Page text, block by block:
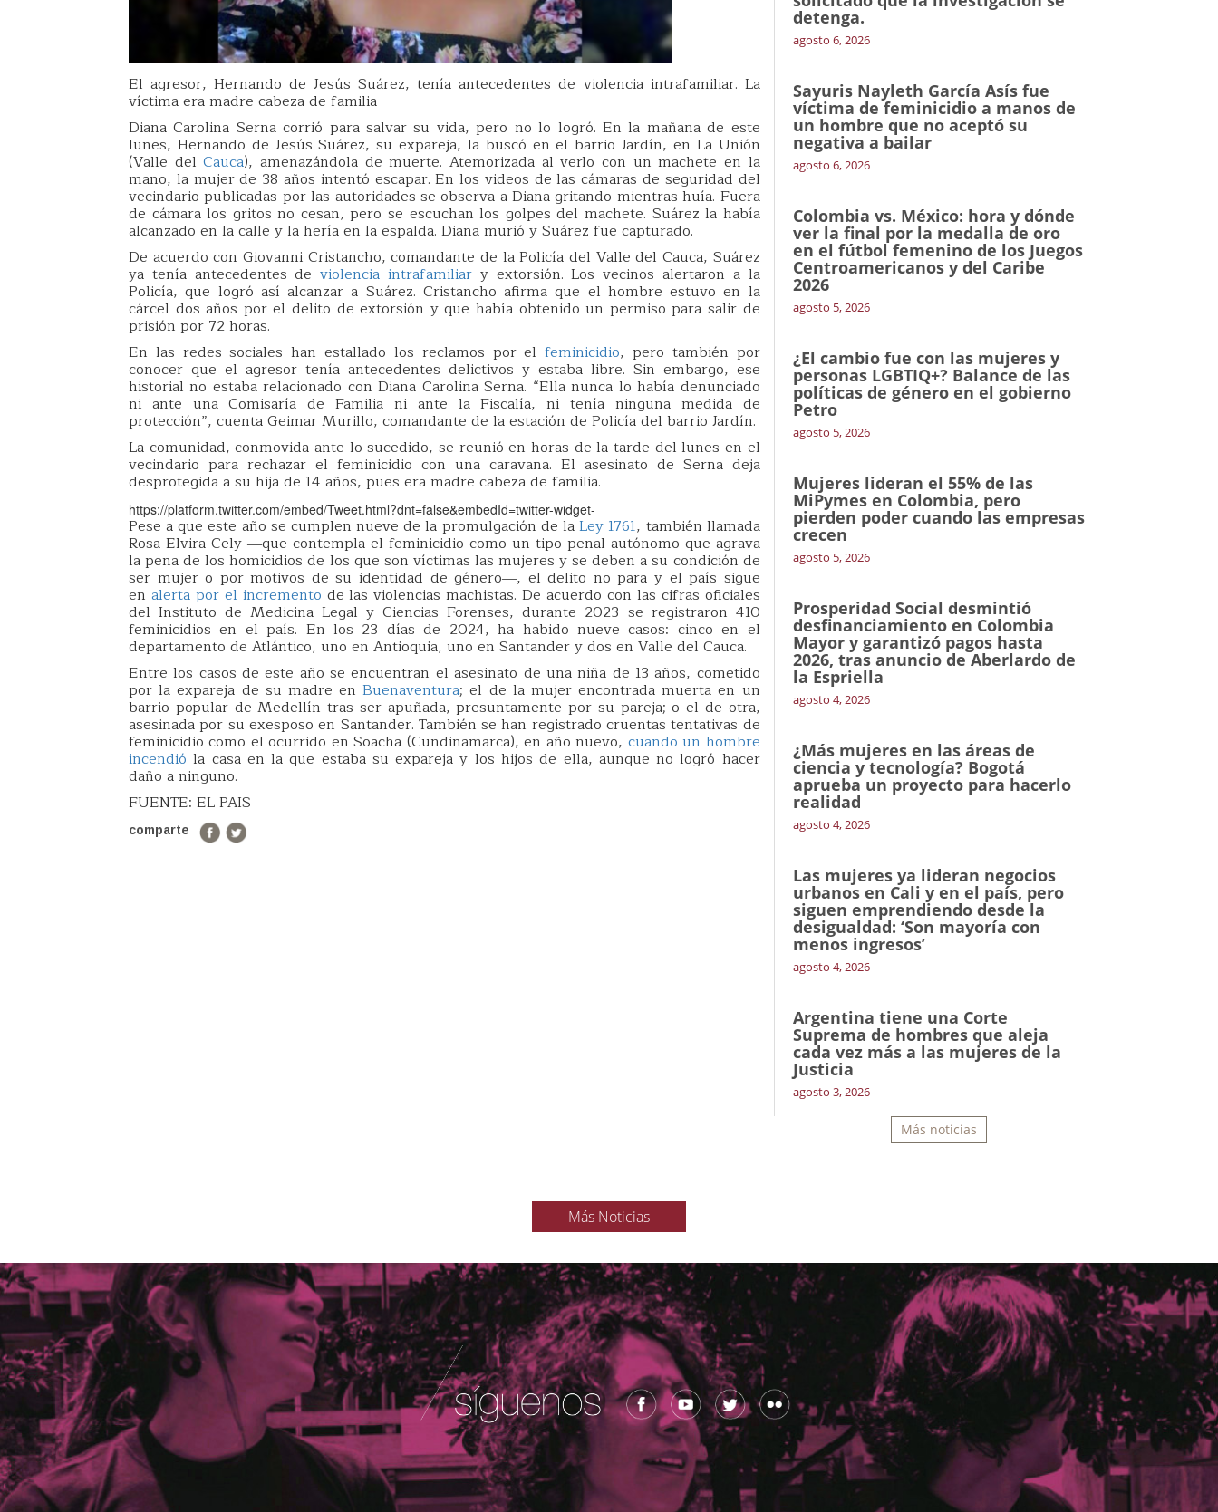
El agresor, Hernando de Jesús Suárez, tenía antecedentes de violencia intrafamiliar. La
víctima era madre cabeza de familia
Diana Carolina Serna corrió para salvar su vida, pero no lo logró. En la mañana de este
lunes, Hernando de Jesús Suárez, su expareja, la buscó en el barrio Jardín, en La Unión
(Valle delCauca), amenazándola de muerte. Atemorizada al verlo con un machete en la
mano, la mujer de 38 años intentó escapar. En los videos de las cámaras de seguridad del
vecindario publicadas por las autoridades se observa a Diana gritando mientras huía. Fuera
de cámara los gritos no cesan, pero se escuchan los golpes del machete. Suárez la había
alcanzado en la calle y la hería en la espalda. Diana murió y Suárez fue capturado.
De acuerdo con Giovanni Cristancho, comandante de la Policía del Valle del Cauca, Suárez
ya tenía antecedentes deviolencia intrafamiliar y extorsión. Los vecinos alertaron a la
Policía, que logró así alcanzar a Suárez. Cristancho afirma que el hombre estuvo en la
cárcel dos años por el delito de extorsión y que había obtenido un permiso para salir de
prisión por 72 horas.
En las redes sociales han estallado los reclamos por elfeminicidio, pero también por
conocer que el agresor tenía antecedentes delictivos y estaba libre. Sin embargo, ese
historial no estaba relacionado con Diana Carolina Serna. “Ella nunca lo había denunciado
ni ante una Comisaría de Familia ni ante la Fiscalía, ni tenía ninguna medida de
protección”, cuenta Geimar Murillo, comandante de la estación de Policía del barrio Jardín.
La comunidad, conmovida ante lo sucedido, se reunió en horas de la tarde del lunes en el
vecindario para rechazar el feminicidio con una caravana. El asesinato de Serna deja
desprotegida a su hija de 14 años, pues era madre cabeza de familia.
https://platform.twitter.com/embed/Tweet.html?dnt=false&embedId=twitter-widget-
Pese a que este año se cumplen nueve de la promulgación de laLey 1761, también llamada
Rosa Elvira Cely ―que contempla el feminicidio como un tipo penal autónomo que agrava
la pena de los homicidios de los que son víctimas las mujeres y se deben a su condición de
ser mujer o por motivos de su identidad de género―, el delito no para y el país sigue
en alerta por el incremento de las violencias machistas. De acuerdo con las cifras oficiales
del Instituto de Medicina Legal y Ciencias Forenses, durante 2023 se registraron 410
feminicidios en el país. En los 23 días de 2024, ha habido nueve casos: cinco en el
departamento de Atlántico, uno en Antioquia, uno en Santander y dos en Valle del Cauca.
Entre los casos de este año se encuentran el asesinato de una niña de 13 años, cometido
por la expareja de su madre enBuenaventura; el de la mujer encontrada muerta en un
barrio popular de Medellín tras ser apuñada, presuntamente por su pareja; o el de otra,
asesinada por su exesposo en Santander. También se han registrado cruentas tentativas de
feminicidio como el ocurrido en Soacha (Cundinamarca), en año nuevo, cuando un hombre
incendió la casa en la que estaba su expareja y los hijos de ella, aunque no logró hacer
daño a ninguno.
FUENTE: EL PAIS
comparte
detenga.
agosto 6, 2026
Sayuris Nayleth García Asís fue
víctima de feminicidio a manos de
un hombre que no aceptó su
negativa a bailar
agosto 6, 2026
Colombia vs. México: hora y dónde
ver la final por la medalla de oro
en el fútbol femenino de los Juegos
Centroamericanos y del Caribe
2026
agosto 5, 2026
¿El cambio fue con las mujeres y
personas LGBTIQ+? Balance de las
políticas de género en el gobierno
Petro
agosto 5, 2026
Mujeres lideran el 55% de las
MiPymes en Colombia, pero
pierden poder cuando las empresas
crecen
agosto 5, 2026
Prosperidad Social desmintió
desfinanciamiento en Colombia
Mayor y garantizó pagos hasta
2026, tras anuncio de Aberlardo de
la Espriella
agosto 4, 2026
¿Más mujeres en las áreas de
ciencia y tecnología? Bogotá
aprueba un proyecto para hacerlo
realidad
agosto 4, 2026
Las mujeres ya lideran negocios
urbanos en Cali y en el país, pero
siguen emprendiendo desde la
desigualdad: ‘Son mayoría con
menos ingresos’
agosto 4, 2026
Argentina tiene una Corte
Suprema de hombres que aleja
cada vez más a las mujeres de la
Justicia
agosto 3, 2026
Más noticias
Más Noticias